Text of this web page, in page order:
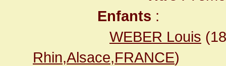
Enfants :
WEBER Louis
Rhin,Alsace,FRANCE)